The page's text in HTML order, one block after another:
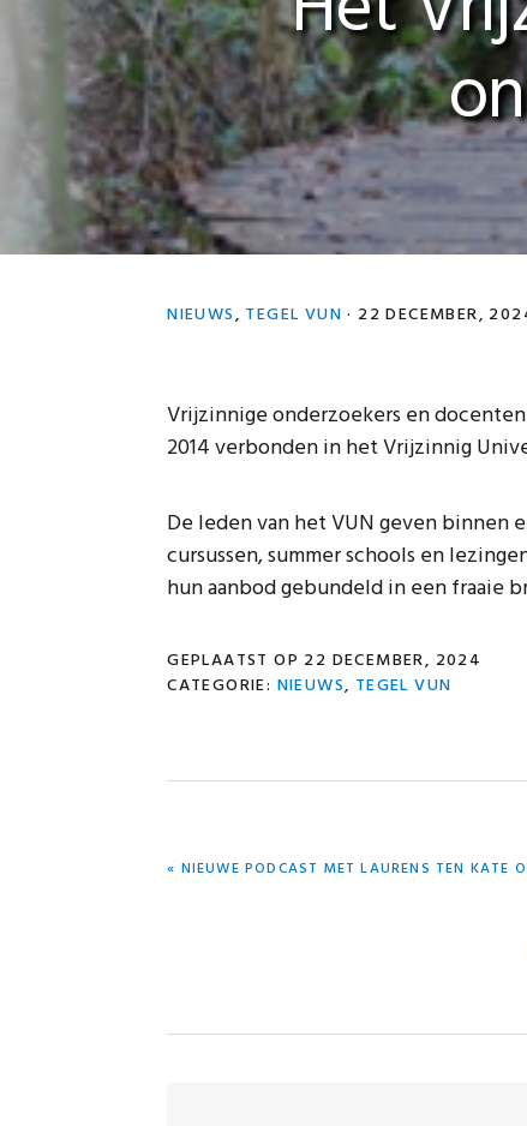
NIEUWS, TEGEL VUN · 22 DECEMBER,
Vrijzinnige onderzoekers en
2014 verbonden in het Vrijzinnig
De leden van het VUN geven binnen
cursussen, summer schools en
hun aanbod gebundeld in een fraaie
GEPLAATST OP 22 DECEMBER, 2024
CATEGORIE: NIEUWS, TEGEL VUN
VORIG
« NIEUWE PODCAST MET LAURENS TEN KATE